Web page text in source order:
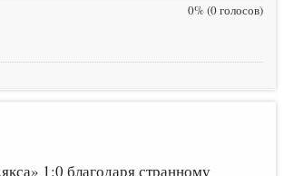
0% (0 голосов)
1:0 благодаря странному